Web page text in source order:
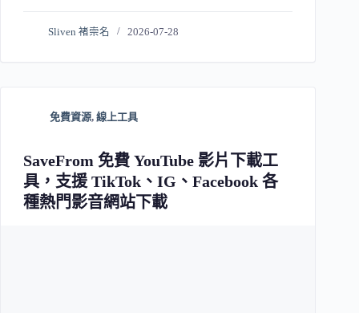
Sliven 褚崇名 2026-07-28
免費資源, 線上工具
SaveFrom 免費 YouTube 影片下載工
具，支援 TikTok、IG、Facebook 各
種熱門影音網站下載